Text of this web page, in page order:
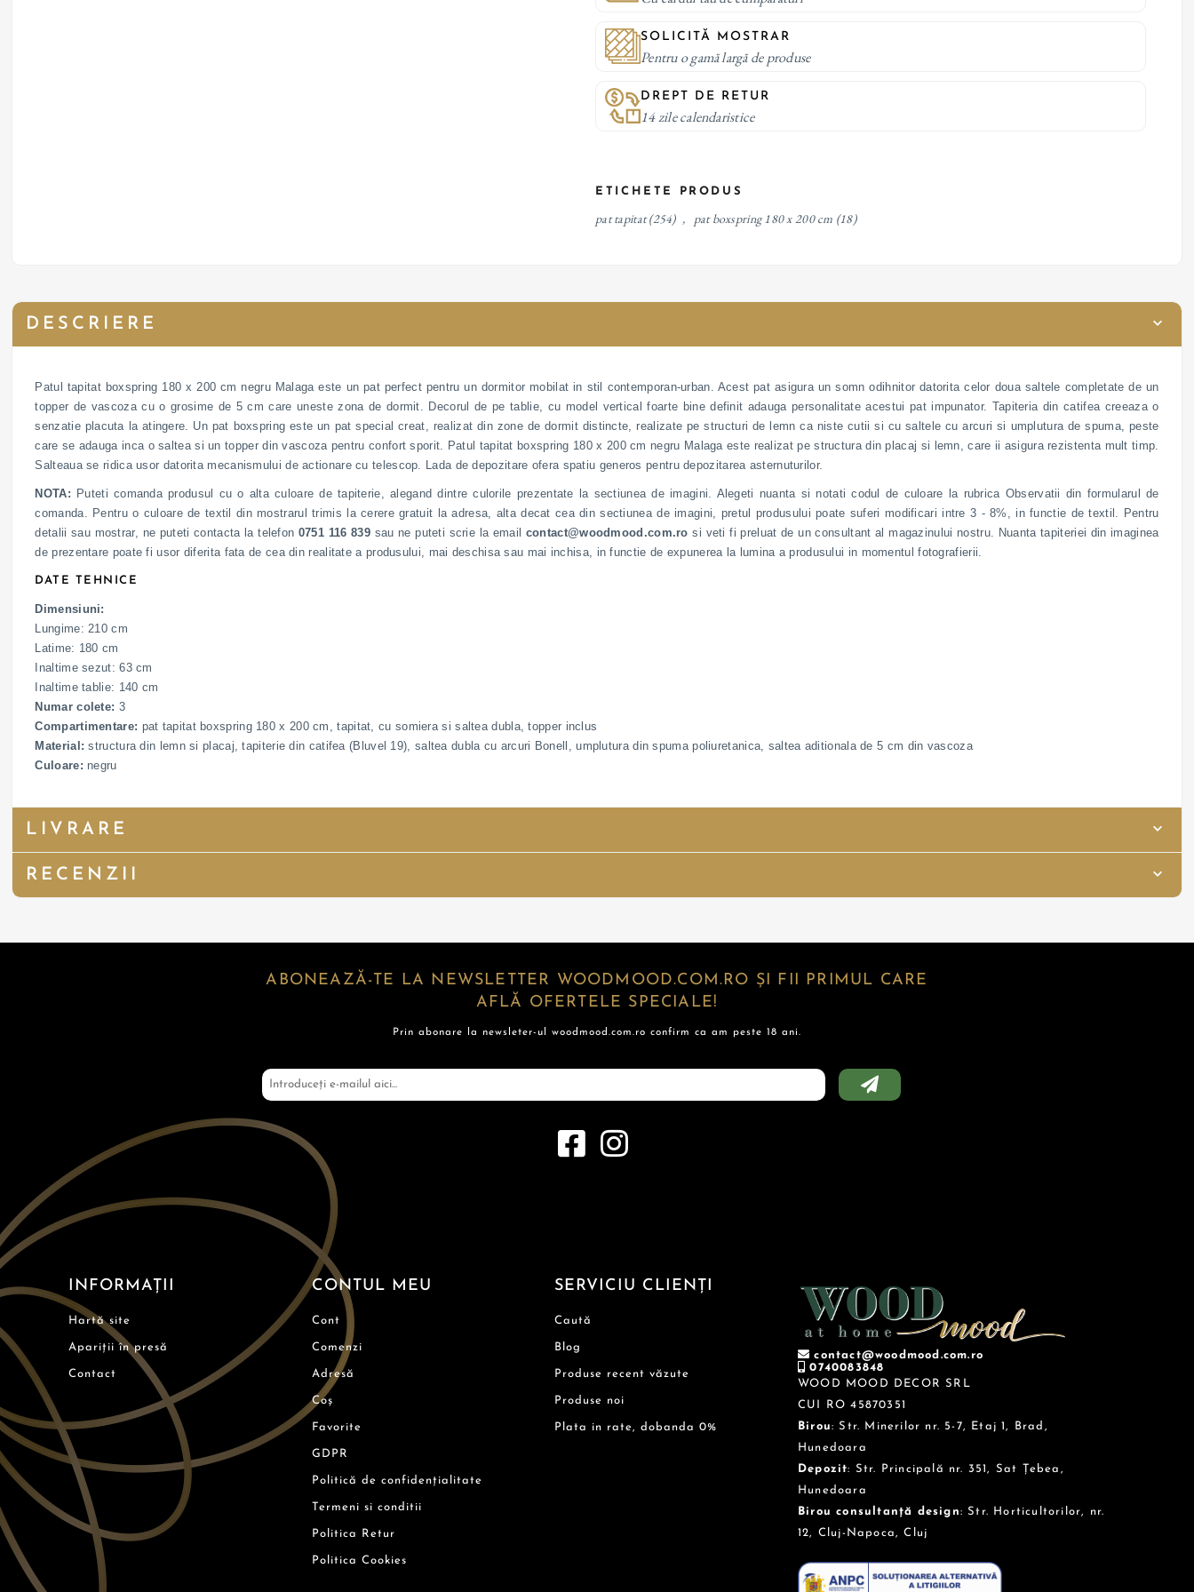
SOLICITĂ MOSTRAR
Pentru o gamă largă de produse
DREPT DE RETUR
14 zile calendaristice
ETICHETE PRODUS
pat tapitat (254) , pat boxspring 180 x 200 cm (18)
DESCRIERE
Patul tapitat boxspring 180 x 200 cm negru Malaga este un pat perfect pentru un dormitor mobilat in stil contemporan-urban. Acest pat asigura un somn odihnitor datorita celor doua saltele completate de un
topper de vascoza cu o grosime de 5 cm care uneste zona de dormit. Decorul de pe tablie, cu model vertical foarte bine definit adauga personalitate acestui pat impunator. Tapiteria din catifea creeaza o
senzatie placuta la atingere. Un pat boxspring este un pat special creat, realizat din zone de dormit distincte, realizate pe structuri de lemn ca niste cutii si cu saltele cu arcuri si umplutura de spuma, peste
care se adauga inca o saltea si un topper din vascoza pentru confort sporit. Patul tapitat boxspring 180 x 200 cm negru Malaga este realizat pe structura din placaj si lemn, care ii asigura rezistenta mult timp.
Salteaua se ridica usor datorita mecanismului de actionare cu telescop. Lada de depozitare ofera spatiu generos pentru depozitarea asternuturilor.
NOTA: Puteti comanda produsul cu o alta culoare de tapiterie, alegand dintre culorile prezentate la sectiunea de imagini. Alegeti nuanta si notati codul de culoare la rubrica Observatii din formularul de
comanda. Pentru o culoare de textil din mostrarul trimis la cerere gratuit la adresa, alta decat cea din sectiunea de imagini, pretul produsului poate suferi modificari intre 3 - 8%, in functie de textil. Pentru
detalii sau mostrar, ne puteti contacta la telefon 0751 116 839 sau ne puteti scrie la email contact@woodmood.com.ro si veti fi preluat de un consultant al magazinului nostru. Nuanta tapiteriei din imaginea
de prezentare poate fi usor diferita fata de cea din realitate a produsului, mai deschisa sau mai inchisa, in functie de expunerea la lumina a produsului in momentul fotografierii.
DATE TEHNICE
Dimensiuni:
Lungime: 210 cm
Latime: 180 cm
Inaltime sezut: 63 cm
Inaltime tablie: 140 cm
Numar colete: 3
Compartimentare: pat tapitat boxspring 180 x 200 cm, tapitat, cu somiera si saltea dubla, topper inclus
Material:structura din lemn si placaj, tapiterie din catifea (Bluvel 19), saltea dubla cu arcuri Bonell, umplutura din spuma poliuretanica, saltea aditionala de 5 cm din vascoza
Culoare: negru
LIVRARE
RECENZII
ABONEAZĂ-TE LA NEWSLETTER WOODMOOD.COM.RO ȘI FII PRIMUL CARE
AFLĂ OFERTELE SPECIALE!
Prin abonare la newsleter-ul woodmood.com.ro confirm ca am peste 18 ani.
INFORMAȚII
Hartă site
Apariții în presă
Contact
CONTUL MEU
Cont
Comenzi
Adresă
Coș
Favorite
GDPR
Politică de confidențialitate
Termeni si conditii
Politica Retur
Politica Cookies
SERVICIU CLIENȚI
Caută
Blog
Produse recent văzute
Produse noi
Plata in rate, dobanda 0%
contact@woodmood.com.ro
0740083848
WOOD MOOD DECOR SRL
CUI RO 45870351
Birou: Str. Minerilor nr. 5-7, Etaj 1, Brad,
Hunedoara
Depozit: Str. Principală nr. 351, Sat Țebea,
Hunedoara
Birou consultanță design: Str. Horticultorilor, nr.
12, Cluj-Napoca, Cluj